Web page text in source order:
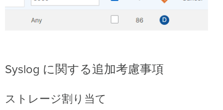
Syslog に関する追加考慮事項
ストレージ割り当て